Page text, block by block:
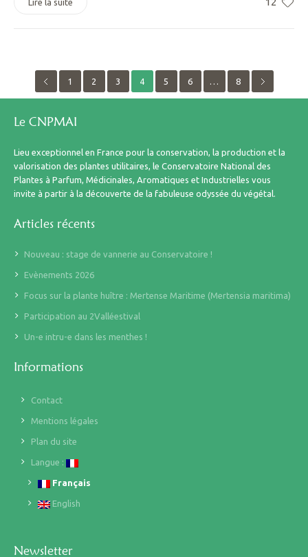
Lire la suite
1 2 3 4 5 6 … 8
Le CNPMAI
Lieu exceptionnel en France pour la conservation, la production et la
valorisation des plantes utilitaires, le Conservatoire National des
Plantes à Parfum, Médicinales, Aromatiques et Industrielles vous
invite à partir à la découverte de la fabuleuse odyssée du végétal.
Articles récents
Nouveau : stage de vannerie au Conservatoire !
Evènements 2026
Focus sur la plante huître : Mertense Maritime (Mertensia maritima)
Participation au 2Valléestival
Un-e intru-e dans les menthes !
Informations
Contact
Mentions légales
Plan du site
Langue :
Français
English
Newsletter